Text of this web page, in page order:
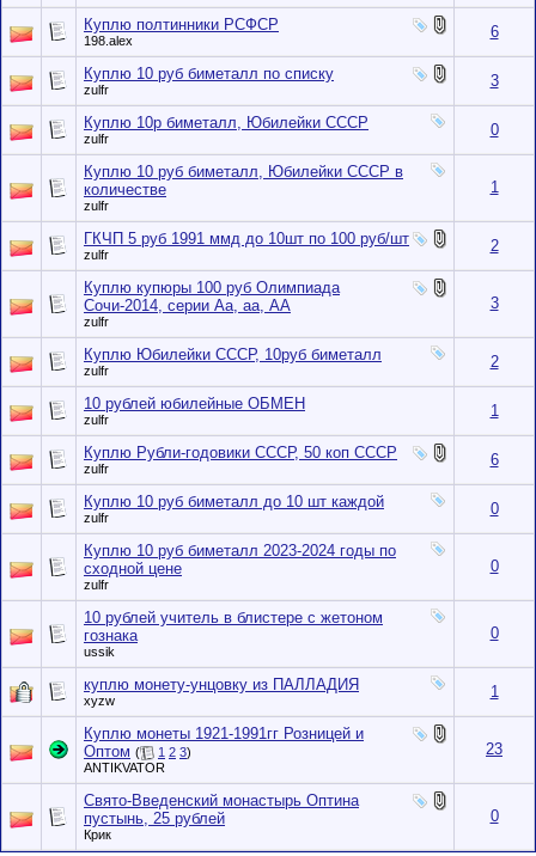
Куплю полтинники РСФСР
198.alex 6
Куплю 10 руб биметалл по списку
zulfr 3
Куплю 10р биметалл, Юбилейки СССР
zulfr 0
Куплю 10 руб биметалл, Юбилейки СССР в
количестве
zulfr
1
ГКЧП 5 руб 1991 ммд до 10шт по 100 руб/шт
zulfr 2
Куплю купюры 100 руб Олимпиада
Сочи-2014, серии Аа, аа, АА
zulfr
3
Куплю Юбилейки СССР, 10руб биметалл
zulfr 2
10 рублей юбилейные ОБМЕН
zulfr 1
Куплю Рубли-годовики СССР, 50 коп СССР
zulfr 6
Куплю 10 руб биметалл до 10 шт каждой
zulfr 0
Куплю 10 руб биметалл 2023-2024 годы по
сходной цене
zulfr
0
10 рублей учитель в блистере с жетоном
гознака
ussik
0
куплю монету-унцовку из ПАЛЛАДИЯ
xyzw 1
Куплю монеты 1921-1991гг Розницей и
Оптом ( 1 2 3)
ANTIKVATOR
23
Свято-Введенский монастырь Оптина
пустынь, 25 рублей
Крик
0